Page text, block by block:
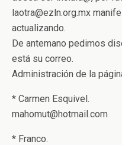
laotra@ezln.org.mx
actualizando.
De antemano pedimos
está su correo.
Administración de la
* Carmen Esquivel.
mahomut@hotmail.com
* Franco.